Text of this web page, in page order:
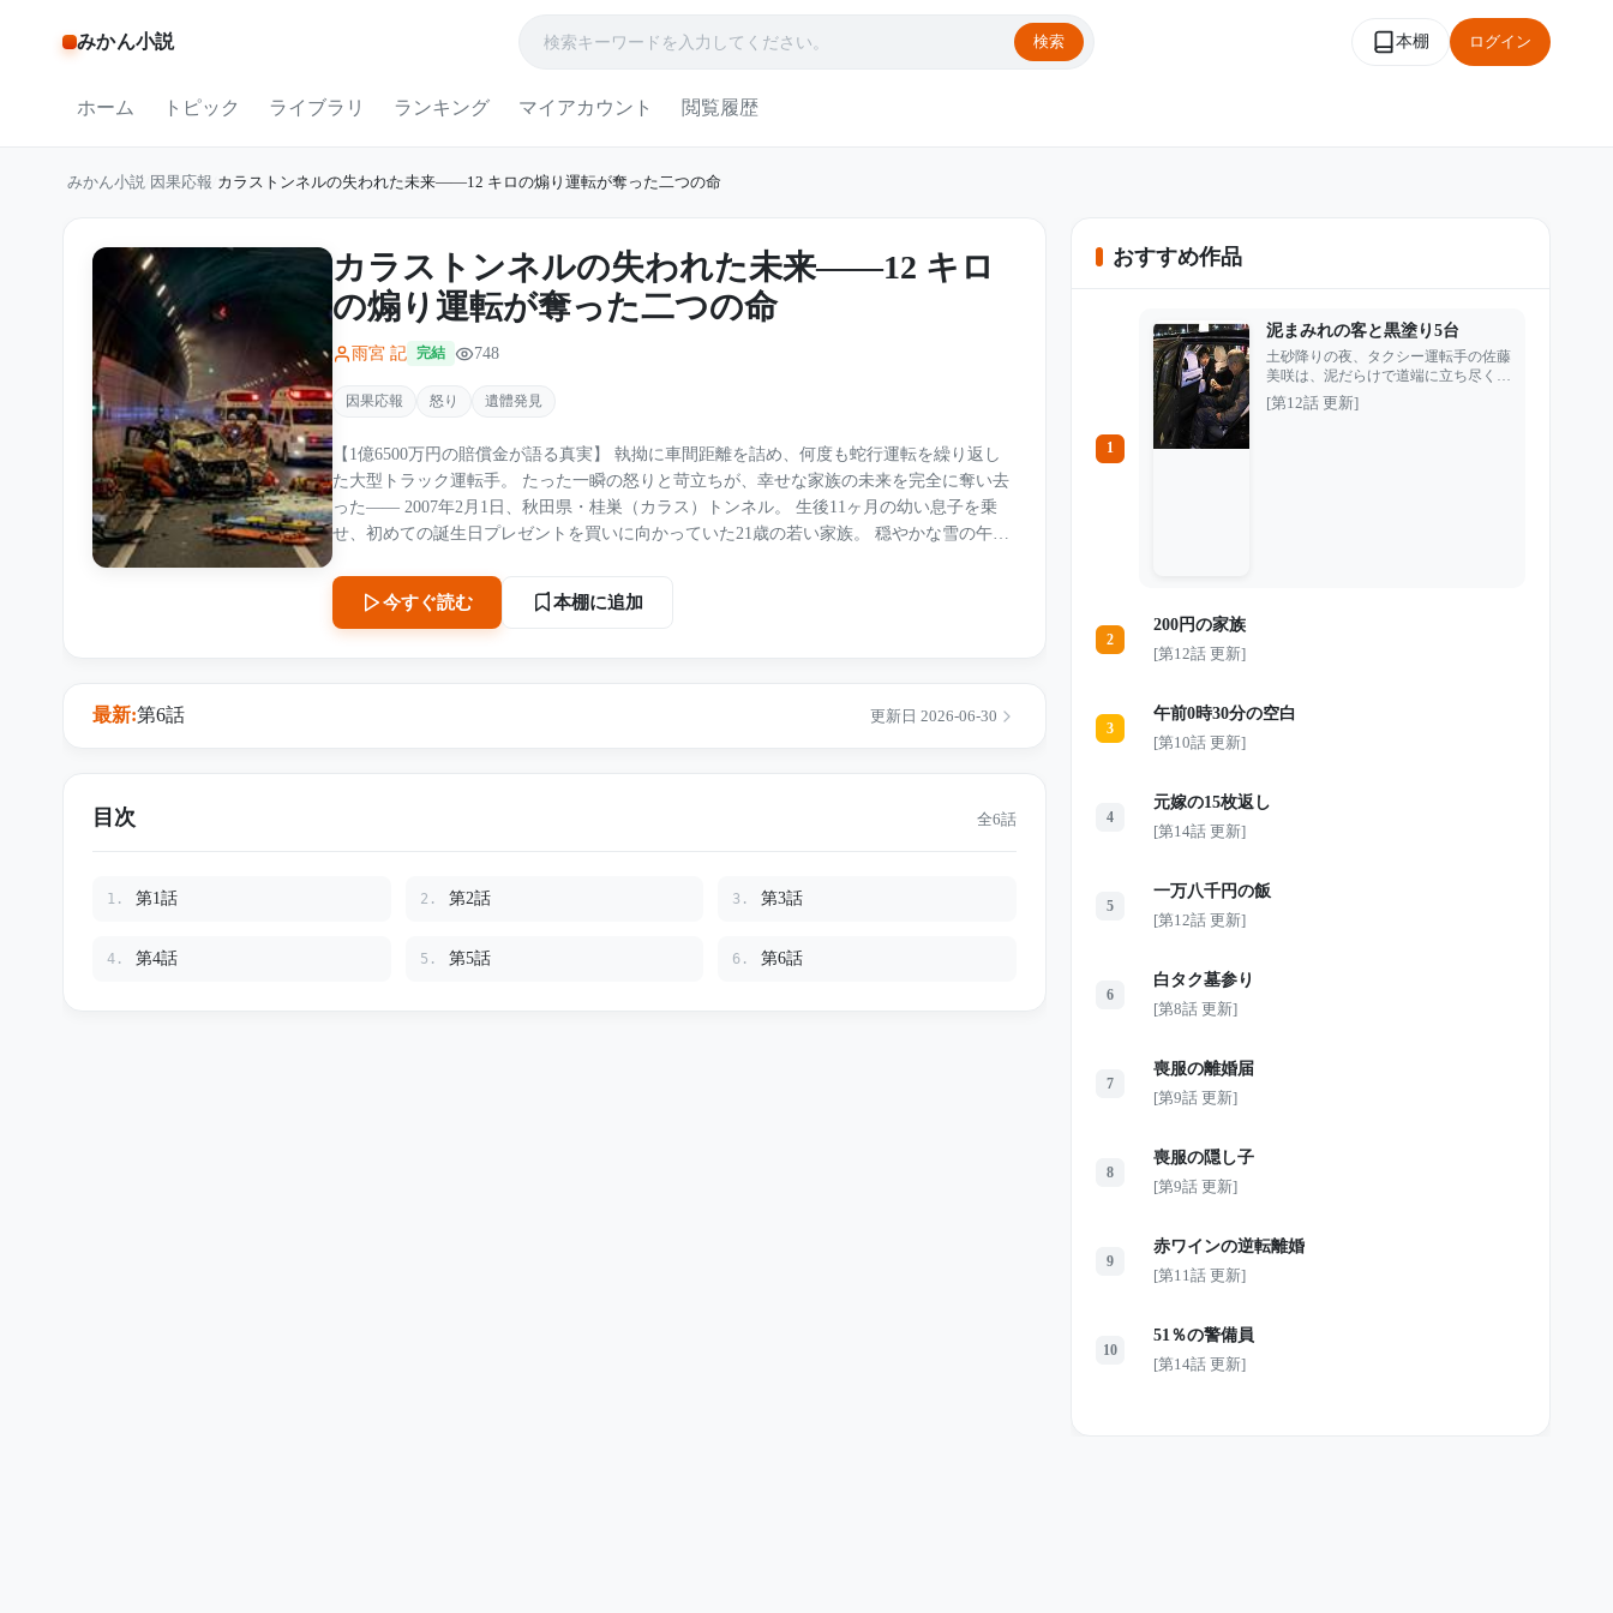
みかん小説 検索 本棚 ログイン
ホーム トピック ライブラリ ランキング マイアカウント 閲覧履歴
みかん小説 因果応報 カラストンネルの失われた未来――12 キロの煽り運転が奪った二つの命
カラストンネルの失われた未来――12 キロ
の煽り運転が奪った二つの命
雨宮 記 完結 748
因果応報 怒り 遺體発見
【1億6500万円の賠償金が語る真実】 執拗に車間距離を詰め、何度も蛇行運転を繰り返し
た大型トラック運転手。 たった一瞬の怒りと苛立ちが、幸せな家族の未来を完全に奪い去
った―― 2007年2月1日、秋田県・桂巣（カラス）トンネル。 生後11ヶ月の幼い息子を乗
せ、初めての誕生日プレゼントを買いに向かっていた21歳の若い家族。 穏やかな雪の午後
軽自動車は完全に圧壊。 若き父親と赤ん坊の二つの命が、このトンネルで永久に失われ
た。 当時の法律では「煽り運転」は認められず、刑事裁判では悪質な行為が見逃された。
無念を抱いた遺族は長い闘いを続け、ついに1億6500万円という莫大な損害賠償判決を勝ち
今すぐ読む 本棚に追加
最新:第6話 更新日 2026-06-30
目次 全6話
1. 第1話 2. 第2話 3. 第3話
4. 第4話 5. 第5話 6. 第6話
おすすめ作品
1
泥まみれの客と黒塗り5台
土砂降りの夜、タクシー運転手の佐藤
美咲は、泥だらけで道端に立ち尽くす
1人の老人を見つけた。 他のタクシー
は、車が汚れることを嫌って次々と通
たい何者だったのか。 たった1本の缶
コーヒーが、彼女の人生を大きく変え
[第12話 更新]
2
200円の家族
[第12話 更新]
3
午前0時30分の空白
[第10話 更新]
4
元嫁の15枚返し
[第14話 更新]
5
一万八千円の飯
[第12話 更新]
6
白タク墓参り
[第8話 更新]
7
喪服の離婚届
[第9話 更新]
8
喪服の隠し子
[第9話 更新]
9
赤ワインの逆転離婚
[第11話 更新]
10
51％の警備員
[第14話 更新]